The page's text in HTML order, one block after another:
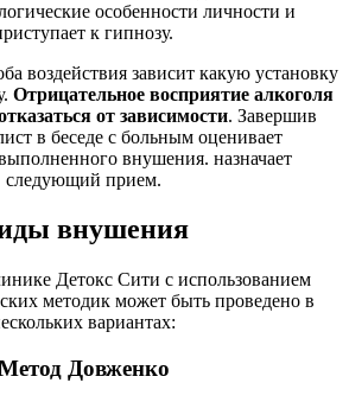
особенности личности и
к гипнозу.
воздействия зависит какую установку
Отрицательное восприятие алкоголя
от зависимости. Завершив
в беседе с больным оценивает
внушения. назначает
следующий прием.
внушения
Детокс Сити с использованием
методик может быть проведено в
вариантах:
Довженко